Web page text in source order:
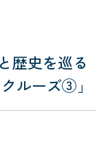
歴史を巡る
ルーズ③」